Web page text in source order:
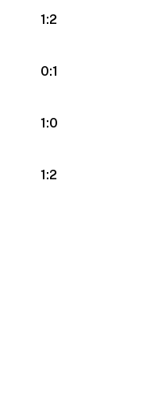
1:2
0:1
1:0
1:2